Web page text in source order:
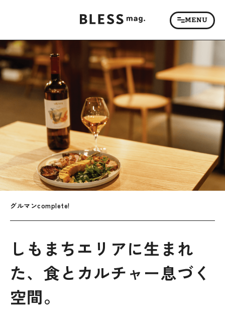
グルマンcomplete!
しもまちエリアに生まれ
た、食とカルチャー息づく
空間。